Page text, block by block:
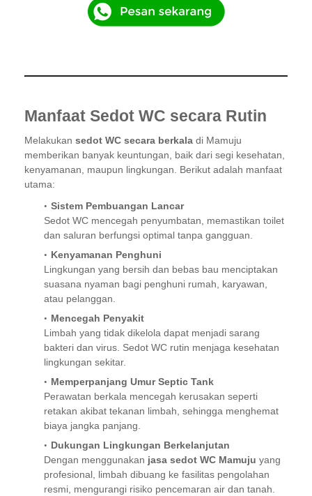
Manfaat Sedot WC secara Rutin
Melakukan sedot WC secara berkala di Mamuju
memberikan banyak keuntungan, baik dari segi kesehatan,
kenyamanan, maupun lingkungan. Berikut adalah manfaat
utama:
Sistem Pembuangan Lancar
Sedot WC mencegah penyumbatan, memastikan toilet
dan saluran berfungsi optimal tanpa gangguan.
Kenyamanan Penghuni
Lingkungan yang bersih dan bebas bau menciptakan
suasana nyaman bagi penghuni rumah, karyawan,
atau pelanggan.
Mencegah Penyakit
Limbah yang tidak dikelola dapat menjadi sarang
bakteri dan virus. Sedot WC rutin menjaga kesehatan
lingkungan sekitar.
Memperpanjang Umur Septic Tank
Perawatan berkala mencegah kerusakan seperti
retakan akibat tekanan limbah, sehingga menghemat
biaya jangka panjang.
Dukungan Lingkungan Berkelanjutan
Dengan menggunakan jasa sedot WC Mamuju yang
profesional, limbah dibuang ke fasilitas pengolahan
resmi, mengurangi risiko pencemaran air dan tanah.